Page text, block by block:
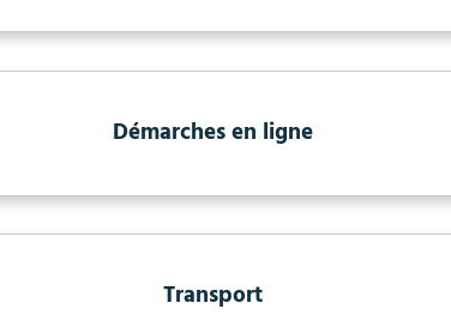
Démarches en ligne
Transport